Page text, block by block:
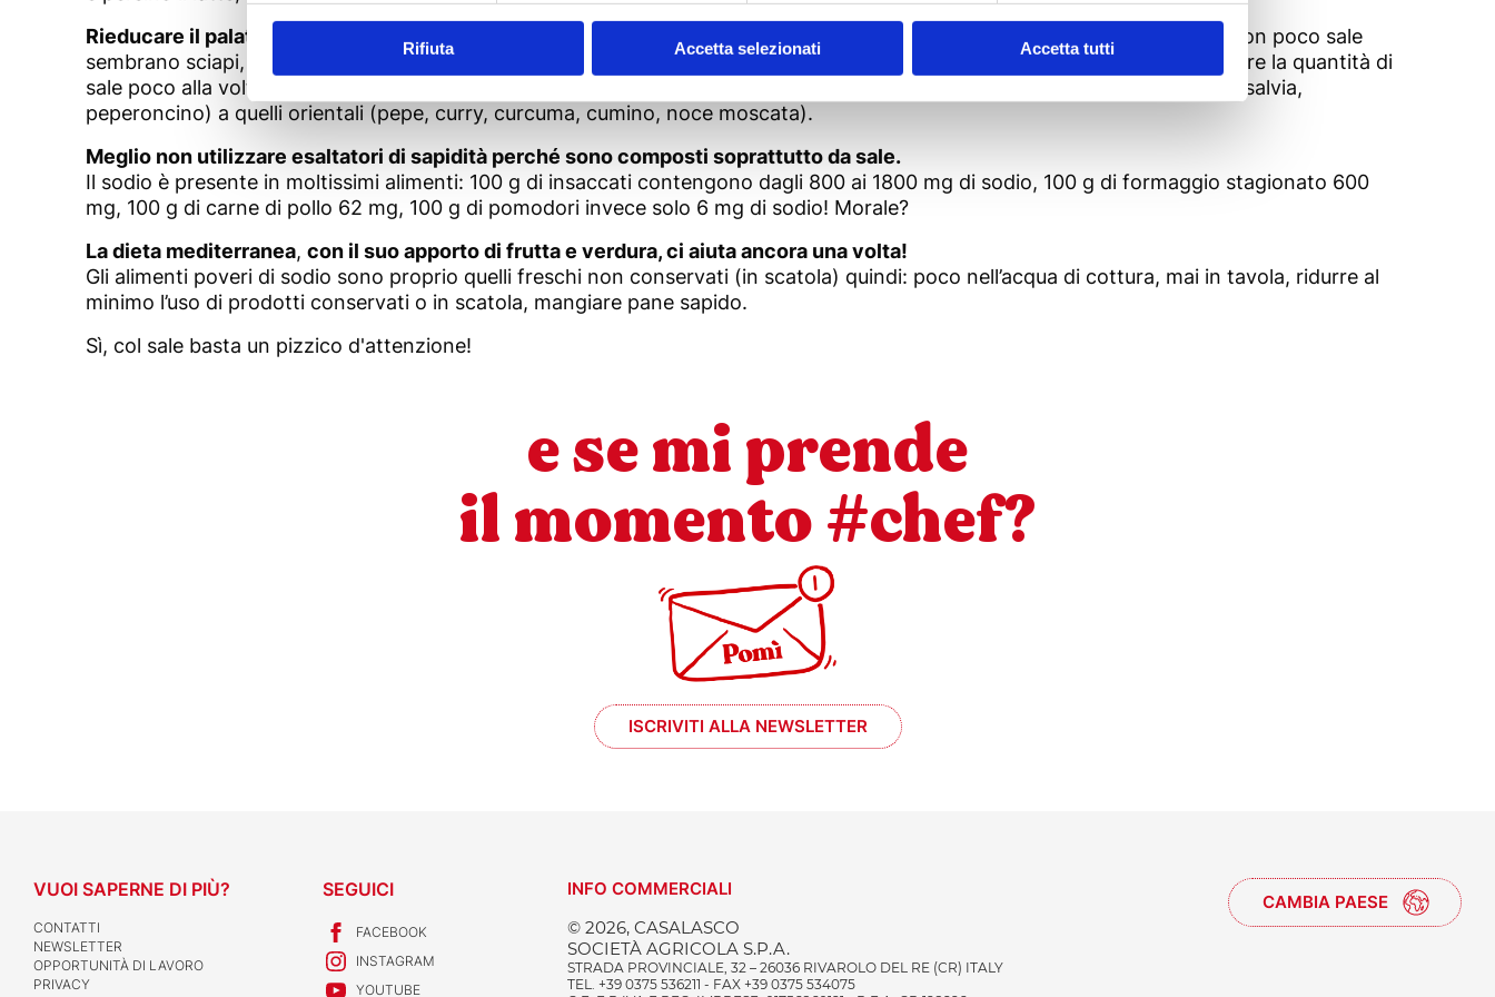
Rifiuta Accetta selezionati Accetta tutti
Rieducare il palato in età adulta
è più difficile poiché l’abitudine ha un ruolo importante nella percezione dei sapori: i piatti con poco sale
sembrano sciapi, mentre in realtà mostrano il vero gusto degli ingredienti utilizzati. Per riscoprirne i sapori si consigli di ridurre la quantità di
sale poco alla volta, anche sostituendo il sale con spezie e altri aromi, da quelli nostrani (come basilico, rosmarino, origano, salvia,
peperoncino) a quelli orientali (pepe, curry, curcuma, cumino, noce moscata).
Meglio non utilizzare esaltatori di sapidità perché sono composti soprattutto da sale.
Il sodio è presente in moltissimi alimenti: 100 g di insaccati contengono dagli 800 ai 1800 mg di sodio, 100 g di formaggio stagionato 600
mg, 100 g di carne di pollo 62 mg, 100 g di pomodori invece solo 6 mg di sodio! Morale?
La dieta mediterranea, con il suo apporto di frutta e verdura, ci aiuta ancora una volta!
Gli alimenti poveri di sodio sono proprio quelli freschi non conservati (in scatola) quindi: poco nell’acqua di cottura, mai in tavola, ridurre al
minimo l’uso di prodotti conservati o in scatola, mangiare pane sapido.
Sì, col sale basta un pizzico d'attenzione!
e se mi prende
il momento #chef?
ISCRIVITI ALLA NEWSLETTER
INFO COMMERCIALI
© 2026, CASALASCO
SOCIETÀ AGRICOLA S.P.A.
STRADA PROVINCIALE, 32 – 26036 RIVAROLO DEL RE (CR) ITALY
TEL. +39 0375 536211 - FAX +39 0375 534075
CAMBIA PAESE
VUOI SAPERNE DI PIÙ?
CONTATTI
NEWSLETTER
OPPORTUNITÀ DI LAVORO
PRIVACY
SEGUICI
FACEBOOK
INSTAGRAM
YOUTUBE